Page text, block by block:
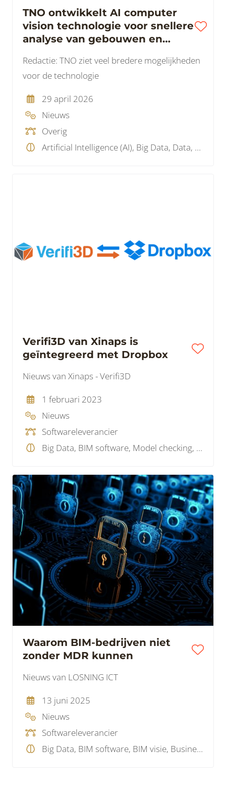
TNO ontwikkelt AI computer
vision technologie voor snellere
analyse van gebouwen en
Redactie: TNO ziet veel bredere mogelijkheden
voor de technologie
29 april 2026
Nieuws
Overig
Artificial Intelligence (AI), Big Data, Data, GIS, Visualisatie
Verifi3D van Xinaps is
geïntegreerd met Dropbox
Nieuws van Xinaps - Verifi3D
1 februari 2023
Nieuws
Softwareleverancier
Big Data, BIM software, Model checking, Projectmanagement
Waarom BIM-bedrijven niet
zonder MDR kunnen
Nieuws van LOSNING ICT
13 juni 2025
Nieuws
Softwareleverancier
Big Data, BIM software, BIM visie, Business Intelligence , Data, Projectmanagement, Service Provider